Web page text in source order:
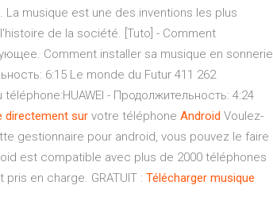
musique est une des inventions les plus
de la société. [Tuto] - Comment
Comment installer sa musique en sonnerie
6:15 Le monde du Futur 411 262
- Продолжительность: 4:24
directement sur votre téléphone Android Voulez-
gestionnaire pour android, vous pouvez le faire
est compatible avec plus de 2000 téléphones
en charge. GRATUIT : Télécharger musique